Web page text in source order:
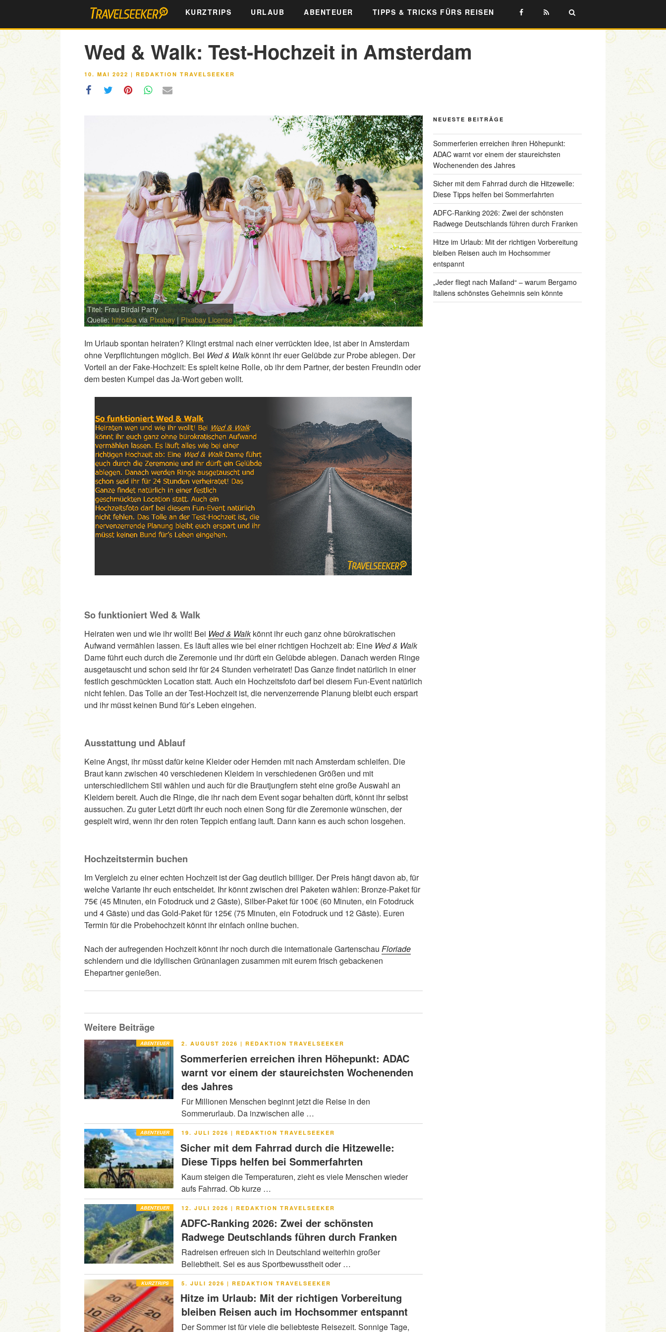
springen
KURZTRIPS URLAUB ABENTEUER TIPPS & TRICKS FÜRS REISEN
Wed & Walk: Test-Hochzeit in Amsterdam
VERÖFFENTLICHT
10. MAI 2022 | REDAKTION TRAVELSEEKER
Titel: Frau Birdal Party
Quelle:hitro4kavia Pixabay|Pixabay License
Im Urlaub spontan heiraten? Klingt erstmal nach einer verrückten Idee, ist aber in Amsterdam
ohne Verpflichtungen möglich. Bei Wed & Walkkönnt ihr euer Gelübde zur Probe ablegen. Der
Vorteil an der Fake-Hochzeit: Es spielt keine Rolle, ob ihr dem Partner, der besten Freundin oder
dem besten Kumpel das Ja-Wort geben wollt.
So funktioniert Wed & Walk
Heiraten wen und wie ihr wollt! Bei Wed & Walkkönnt ihr euch ganz ohne bürokratischen
Aufwand vermählen lassen. Es läuft alles wie bei einer richtigen Hochzeit ab: Eine Wed & Walk
Dame führt euch durch die Zeremonie und ihr dürft ein Gelübde ablegen. Danach werden Ringe
ausgetauscht und schon seid ihr für 24 Stunden verheiratet! Das Ganze findet natürlich in einer
festlich geschmückten Location statt. Auch ein Hochzeitsfoto darf bei diesem Fun-Event natürlich
nicht fehlen. Das Tolle an der Test-Hochzeit ist, die nervenzerrende Planung bleibt euch erspart
und ihr müsst keinen Bund für’s Leben eingehen.
Ausstattung und Ablauf
Keine Angst, ihr müsst dafür keine Kleider oder Hemden mit nach Amsterdam schleifen. Die
Braut kann zwischen 40 verschiedenen Kleidern in verschiedenen Größen und mit
unterschiedlichem Stil wählen und auch für die Brautjungfern steht eine große Auswahl an
Kleidern bereit. Auch die Ringe, die ihr nach dem Event sogar behalten dürft, könnt ihr selbst
aussuchen. Zu guter Letzt dürft ihr euch noch einen Song für die Zeremonie wünschen, der
gespielt wird, wenn ihr den roten Teppich entlang lauft. Dann kann es auch schon losgehen.
Hochzeitstermin buchen
Im Vergleich zu einer echten Hochzeit ist der Gag deutlich billiger. Der Preis hängt davon ab, für
welche Variante ihr euch entscheidet. Ihr könnt zwischen drei Paketen wählen: Bronze-Paket für
75€ (45 Minuten, ein Fotodruck und 2 Gäste), Silber-Paket für 100€ (60 Minuten, ein Fotodruck
und 4 Gäste) und das Gold-Paket für 125€ (75 Minuten, ein Fotodruck und 12 Gäste). Euren
Termin für die Probehochzeit könnt ihr einfach online buchen.
Nach der aufregenden Hochzeit könnt ihr noch durch die internationale Gartenschau Floriade
schlendern und die idyllischen Grünanlagen zusammen mit eurem frisch gebackenen
Ehepartner genießen.
Weitere Beiträge
ABENTEUER
VERÖFFENTLICHT
2. AUGUST 2026 | REDAKTION TRAVELSEEKER
Sommerferien erreichen ihren Höhepunkt: ADAC
warnt vor einem der staureichsten Wochenenden
des Jahres
Für Millionen Menschen beginnt jetzt die Reise in den
Sommerurlaub. Da inzwischen alle …
ABENTEUER
VERÖFFENTLICHT
19. JULI 2026 | REDAKTION TRAVELSEEKER
Sicher mit dem Fahrrad durch die Hitzewelle:
Diese Tipps helfen bei Sommerfahrten
Kaum steigen die Temperaturen, zieht es viele Menschen wieder
aufs Fahrrad. Ob kurze …
ABENTEUER
VERÖFFENTLICHT
12. JULI 2026 | REDAKTION TRAVELSEEKER
ADFC-Ranking 2026: Zwei der schönsten
Radwege Deutschlands führen durch Franken
Radreisen erfreuen sich in Deutschland weiterhin großer
Beliebtheit. Sei es aus Sportbewusstheit oder …
KURZTRIPS
VERÖFFENTLICHT
5. JULI 2026 | REDAKTION TRAVELSEEKER
Hitze im Urlaub: Mit der richtigen Vorbereitung
bleiben Reisen auch im Hochsommer entspannt
Der Sommer ist für viele die beliebteste Reisezeit. Sonnige Tage,
NEUESTE BEITRÄGE
Sommerferien erreichen ihren Höhepunkt:
ADAC warnt vor einem der staureichsten
Wochenenden des Jahres
Sicher mit dem Fahrrad durch die Hitzewelle:
Diese Tipps helfen bei Sommerfahrten
ADFC-Ranking 2026: Zwei der schönsten
Radwege Deutschlands führen durch Franken
Hitze im Urlaub: Mit der richtigen Vorbereitung
bleiben Reisen auch im Hochsommer
entspannt
„Jeder fliegt nach Mailand“ – warum Bergamo
Italiens schönstes Geheimnis sein könnte